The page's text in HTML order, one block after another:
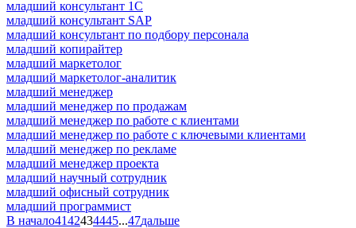
младший консультант 1С
младший консультант SAP
младший консультант по подбору персонала
младший копирайтер
младший маркетолог
младший маркетолог-аналитик
младший менеджер
младший менеджер по продажам
младший менеджер по работе с клиентами
младший менеджер по работе с ключевыми клиентами
младший менеджер по рекламе
младший менеджер проекта
младший научный сотрудник
младший офисный сотрудник
младший программист
В начало4142434445...47дальше